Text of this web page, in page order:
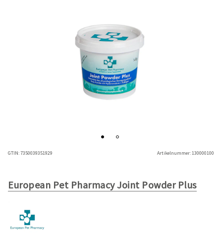
GTIN:7350039351929 Artikelnummer:130000100
European Pet Pharmacy Joint Powder Plus